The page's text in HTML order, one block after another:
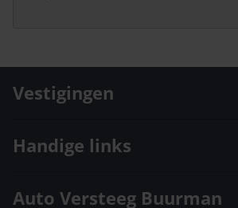
Vestigingen
Auto Versteeg Buurman Barneveld
Auto Versteeg Buurman Ermelo
Handige links
Auto Versteeg Buurman